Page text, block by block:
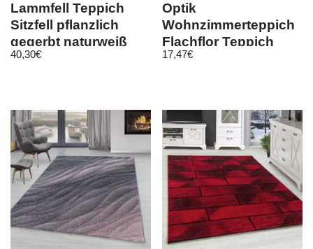
Lammfell Teppich
Sitzfell pflanzlich
gegerbt naturweiß
110-119 cm
40,30€
Optik
Wohnzimmerteppich
Flachflor Teppich
Einfarbig 7 Farben
17,47€